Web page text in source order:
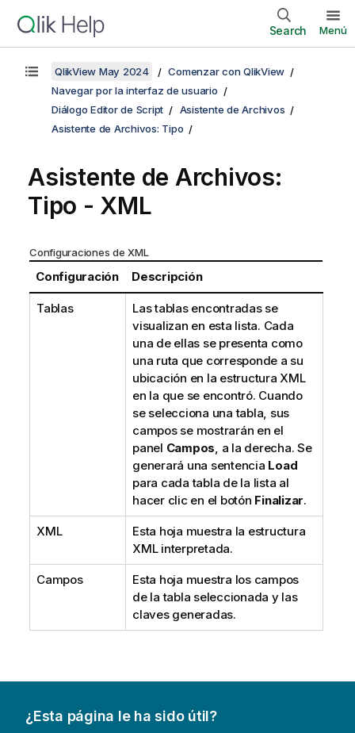
Search Menú
QlikView May 2024
Comenzar con QlikView
Navegar por la interfaz de usuario
Diálogo Editor de Script
Asistente de Archivos
Asistente de Archivos: Tipo
Asistente de Archivos:
Tipo - XML
Configuraciones de XML
Configuración Descripción
Tablas
Las tablas encontradas se
visualizan en esta lista. Cada
una de ellas se presenta como
una ruta que corresponde a su
ubicación en la estructura XML
en la que se encontró. Cuando
se selecciona una tabla, sus
campos se mostrarán en el
panel Campos, a la derecha. Se
generará una sentencia Load
para cada tabla de la lista al
hacer clic en el botón Finalizar.
XML
Esta hoja muestra la estructura
XML interpretada.
Campos
Esta hoja muestra los campos
de la tabla seleccionada y las
claves generadas.
¿Esta página le ha sido útil?